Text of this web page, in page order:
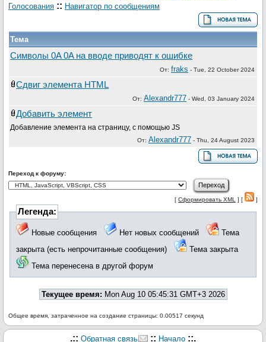
Голосования :: Навигатор по сообщениям
Тема
Символы 0A 0A на вводе приводят к ошибке
От: fraks - Tue, 22 October 2024
Сдвиг элемента HTML
От: Alexandr777 - Wed, 03 January 2024
Добавить элемент
Добавление элемента на страницу, с помощью JS
От: Alexandr777 - Thu, 24 August 2023
Переход к форуму:
[ Сформировать XML ] [ ]
Легенда:
Новые сообщения Нет новых сообщений
Тема
закрыта (есть непрочитанные сообщения)
Тема закрыта
Тема перенесена в другой форум
Текущее время: Mon Aug 10 05:45:31 GMT+3 2026
Общее время, затраченное на создание страницы: 0.00517 секунд
.:: Обратная связь :: Начало ::.